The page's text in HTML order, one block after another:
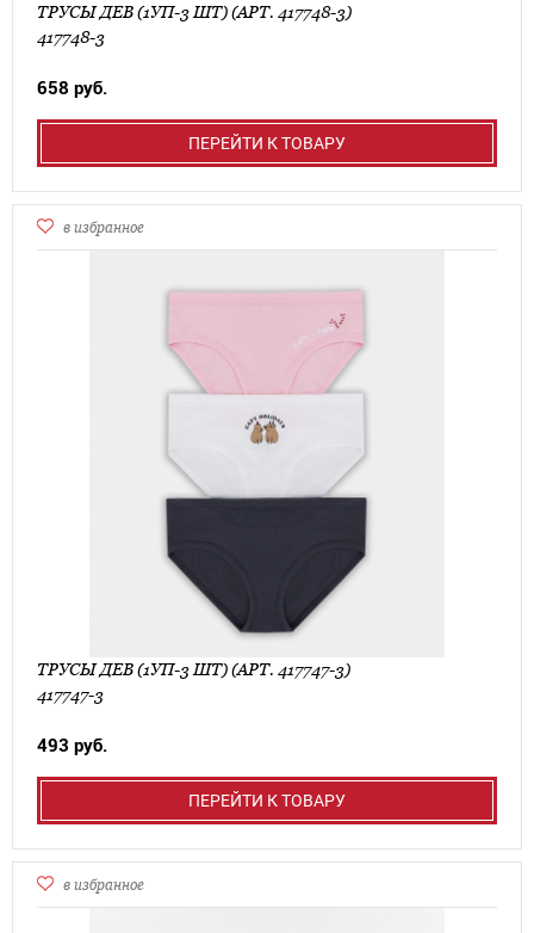
ТРУСЫ ДЕВ (1УП-3 ШТ) (АРТ. 417748-3)
417748-3
658 руб.
ПЕРЕЙТИ К ТОВАРУ
в избранное
ТРУСЫ ДЕВ (1УП-3 ШТ) (АРТ. 417747-3)
417747-3
493 руб.
ПЕРЕЙТИ К ТОВАРУ
в избранное